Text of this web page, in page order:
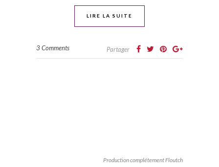
LIRE LA SUITE
3 Comments Partager
Production complétement Floutch